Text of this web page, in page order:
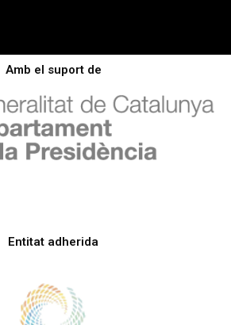
Amb el suport de
Entitat adherida